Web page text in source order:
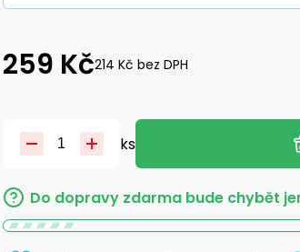
259 Kč214 Kč bez DPH
ks
Do dopravy zdarma bude chybět